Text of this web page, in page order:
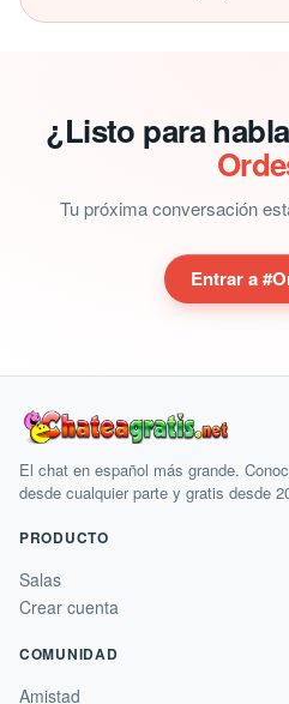
¿Listo para
Tu próxima conversación
Entrar a
El chat en español más grande.
desde cualquier parte y gratis desde
PRODUCTO
Salas
Crear cuenta
COMUNIDAD
Amistad